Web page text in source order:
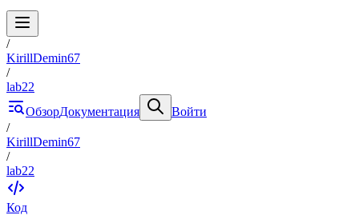
/
KirillDemin67
/
lab22
ОбзорДокументация
Войти
/
KirillDemin67
/
lab22
Код